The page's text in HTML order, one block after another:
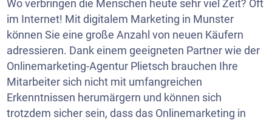
Wo verbringen die Menschen heute sehr viel Zeit? Oft
im Internet! Mit digitalem Marketing in Munster
können Sie eine große Anzahl von neuen Käufern
adressieren. Dank einem geeigneten Partner wie der
Onlinemarketing-Agentur Plietsch brauchen Ihre
Mitarbeiter sich nicht mit umfangreichen
Erkenntnissen herumärgern und können sich
trotzdem sicher sein, dass das Onlinemarketing in